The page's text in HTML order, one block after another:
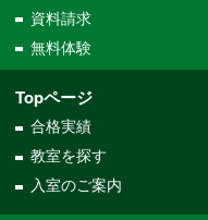
資料請求
無料体験
Topページ
合格実績
教室を探す
入室のご案内